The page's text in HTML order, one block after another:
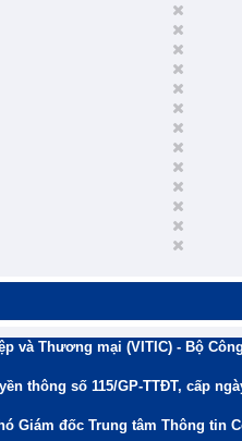
và Thương mại (VITIC) - Bộ
thông số 115/GP-TTĐT, cấp
Giám đốc Trung tâm Thông tin